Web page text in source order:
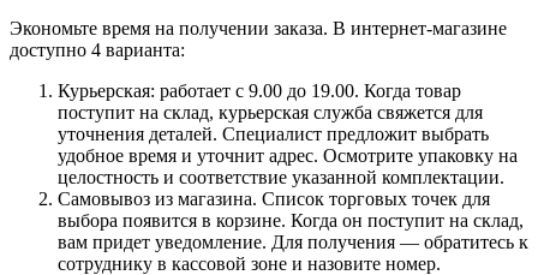
Экономьте время на получении заказа. В интернет-магазине
доступно 4 варианта:
Курьерская: работает с 9.00 до 19.00. Когда товар
поступит на склад, курьерская служба свяжется для
уточнения деталей. Специалист предложит выбрать
удобное время и уточнит адрес. Осмотрите упаковку на
целостность и соответствие указанной комплектации.
Самовывоз из магазина. Список торговых точек для
выбора появится в корзине. Когда он поступит на склад,
вам придет уведомление. Для получения — обратитесь к
сотруднику в кассовой зоне и назовите номер.